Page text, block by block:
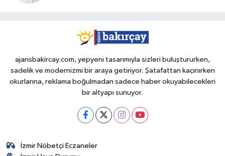
ajansbakircay.com, yepyeni tasarımıyla sizleri buluştururken,
sadelik ve modernizmi bir araya getiriyor. Şatafattan kaçınırken
okurlarına, reklama boğulmadan sadece haber okuyabilecekleri
bir altyapı sunuyor.
İzmir Nöbetçi Eczaneler